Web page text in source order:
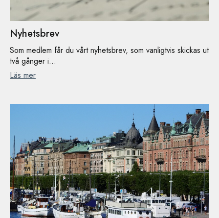
Nyhetsbrev
Som medlem får du vårt nyhetsbrev, som vanligtvis skickas ut
två gånger i...
Läs mer